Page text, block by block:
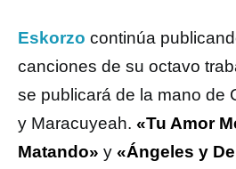
Eskorzo continúa
canciones de su octavo
se publicará de la mano de
y Maracuyeah. «Tu Amor
Matando» y «Ángeles y